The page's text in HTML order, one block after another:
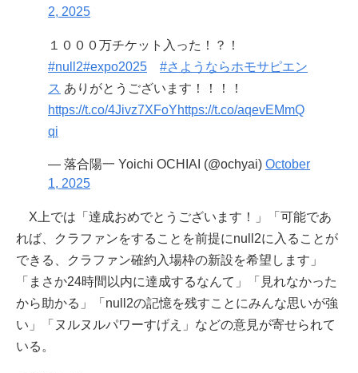
2, 2025
１０００万チケット入った！？！
#null2#expo2025
#さようならホモサピエン
ス ありがとうございます！！！！
https://t.co/4Jivz7XFoYhttps://t.co/aqevEMmQ
qi
— 落合陽一 Yoichi OCHIAI (@ochyai) October
1, 2025
X上では「達成おめでとうございます！」「可能であ
れば、クラファンをすることを前提にnull2に入ることが
できる、クラファン確約入場枠の新設を希望します」
「まさか24時間以内に達成するなんて」「見れなかった
から助かる」「null2の記憶を残すことにみんな思いが強
い」「ヌルヌルパワーすげえ」などの意見が寄せられて
いる。